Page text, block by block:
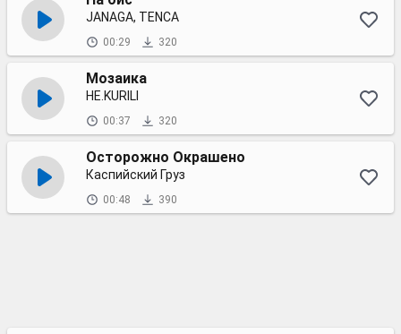
JANAGA, TENCA
00:29 320
Мозаика
НЕ.KURILI
00:37 320
Осторожно Окрашено
Каспийский Груз
00:48 390